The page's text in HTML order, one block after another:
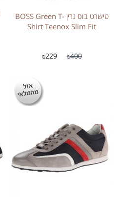
טישרט בוס גרין BOSS Green T-
Shirt Teenox Slim Fit
₪400
₪229